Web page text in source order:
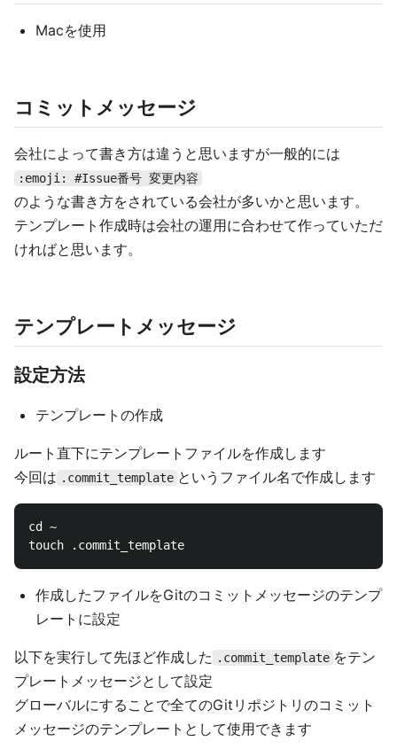
Macを使用
コミットメッセージ
会社によって書き方は違うと思いますが一般的には
:emoji: #Issue番号 変更内容
のような書き方をされている会社が多いかと思います。
テンプレート作成時は会社の運用に合わせて作っていただ
ければと思います。
テンプレートメッセージ
設定方法
テンプレートの作成
ルート直下にテンプレートファイルを作成します
今回は .commit_template というファイル名で作成します
cd ~
作成したファイルをGitのコミットメッセージのテンプ
レートに設定
以下を実行して先ほど作成した .commit_template をテン
プレートメッセージとして設定
グローバルにすることで全てのGitリポジトリのコミット
メッセージのテンプレートとして使用できます